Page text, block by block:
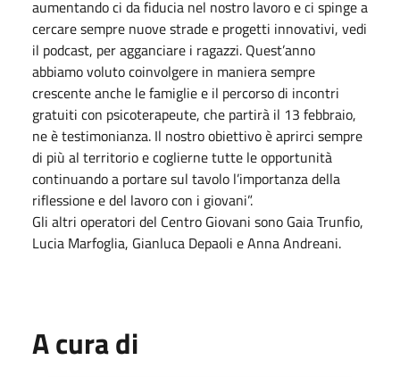
aumentando ci da fiducia nel nostro lavoro e ci spinge a
cercare sempre nuove strade e progetti innovativi, vedi
il podcast, per agganciare i ragazzi. Quest’anno
abbiamo voluto coinvolgere in maniera sempre
crescente anche le famiglie e il percorso di incontri
gratuiti con psicoterapeute, che partirà il 13 febbraio,
ne è testimonianza. Il nostro obiettivo è aprirci sempre
di più al territorio e coglierne tutte le opportunità
continuando a portare sul tavolo l’importanza della
riflessione e del lavoro con i giovani”.
Gli altri operatori del Centro Giovani sono Gaia Trunfio,
Lucia Marfoglia, Gianluca Depaoli e Anna Andreani.
A cura di